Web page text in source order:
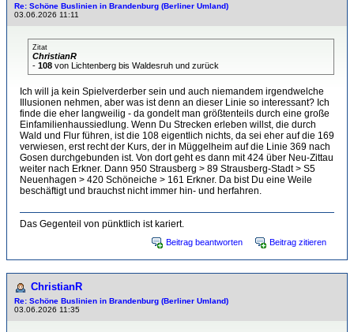
Re: Schöne Buslinien in Brandenburg (Berliner Umland)
03.06.2026 11:11
Zitat
ChristianR
- 108 von Lichtenberg bis Waldesruh und zurück
Ich will ja kein Spielverderber sein und auch niemandem irgendwelche
Illusionen nehmen, aber was ist denn an dieser Linie so interessant? Ich
finde die eher langweilig - da gondelt man größtenteils durch eine große
Einfamilienhaussiedlung. Wenn Du Strecken erleben willst, die durch
Wald und Flur führen, ist die 108 eigentlich nichts, da sei eher auf die 169
verwiesen, erst recht der Kurs, der in Müggelheim auf die Linie 369 nach
Gosen durchgebunden ist. Von dort geht es dann mit 424 über Neu-Zittau
weiter nach Erkner. Dann 950 Strausberg > 89 Strausberg-Stadt > S5
Neuenhagen > 420 Schöneiche > 161 Erkner. Da bist Du eine Weile
beschäftigt und brauchst nicht immer hin- und herfahren.
Das Gegenteil von pünktlich ist kariert.
Beitrag beantworten Beitrag zitieren
ChristianR
Re: Schöne Buslinien in Brandenburg (Berliner Umland)
03.06.2026 11:35